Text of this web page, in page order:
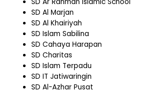
SD Al Marjan
SD Al Khairiyah
SD Islam Sabilina
SD Cahaya Harapan
SD Charitas
SD Islam Terpadu
SD IT Jatiwaringin
SD Al-Azhar Pusat